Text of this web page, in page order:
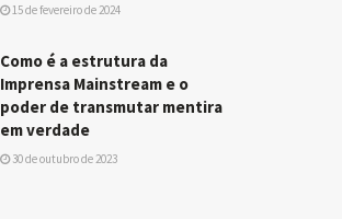
15 de fevereiro de 2024
Como é a estrutura da
Imprensa Mainstream e o
poder de transmutar mentira
em verdade
30 de outubro de 2023